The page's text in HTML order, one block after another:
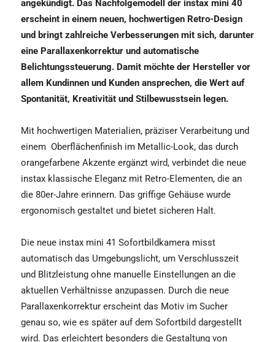
angekündigt. Das Nachfolgemodell der instax mini 40
erscheint in einem neuen, hochwertigen Retro-Design
und bringt zahlreiche Verbesserungen mit sich, darunter
eine Parallaxenkorrektur und automatische
Belichtungssteuerung. Damit möchte der Hersteller vor
allem Kundinnen und Kunden ansprechen, die Wert auf
Spontanität, Kreativität und Stilbewusstsein legen.
Mit hochwertigen Materialien, präziser Verarbeitung und
einem Oberflächenfinish im Metallic-Look, das durch
orangefarbene Akzente ergänzt wird, verbindet die neue
instax klassische Eleganz mit Retro-Elementen, die an
die 80er-Jahre erinnern. Das griffige Gehäuse wurde
ergonomisch gestaltet und bietet sicheren Halt.
Die neue instax mini 41 Sofortbildkamera misst
automatisch das Umgebungslicht, um Verschlusszeit
und Blitzleistung ohne manuelle Einstellungen an die
aktuellen Verhältnisse anzupassen. Durch die neue
Parallaxenkorrektur erscheint das Motiv im Sucher
genau so, wie es später auf dem Sofortbild dargestellt
wird. Das erleichtert besonders die Gestaltung von